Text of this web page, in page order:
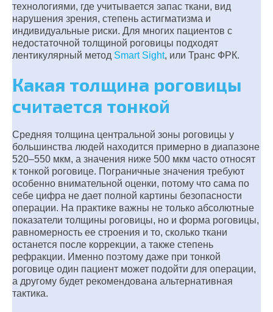
технологиями, где учитывается запас ткани, вид
нарушения зрения, степень астигматизма и
индивидуальные риски. Для многих пациентов с
недостаточной толщиной роговицы подходят
лентикулярный метод Smart Sight, или Транс ФРК.
Какая толщина роговицы
считается тонкой
Средняя толщина центральной зоны роговицы у
большинства людей находится примерно в диапазоне
520–550 мкм, а значения ниже 500 мкм часто относят
к тонкой роговице. Пограничные значения требуют
особенно внимательной оценки, потому что сама по
себе цифра не дает полной картины безопасности
операции. На практике важны не только абсолютные
показатели толщины роговицы, но и форма роговицы,
равномерность ее строения и то, сколько ткани
останется после коррекции, а также степень
рефракции. Именно поэтому даже при тонкой
роговице один пациент может подойти для операции,
а другому будет рекомендована альтернативная
тактика.